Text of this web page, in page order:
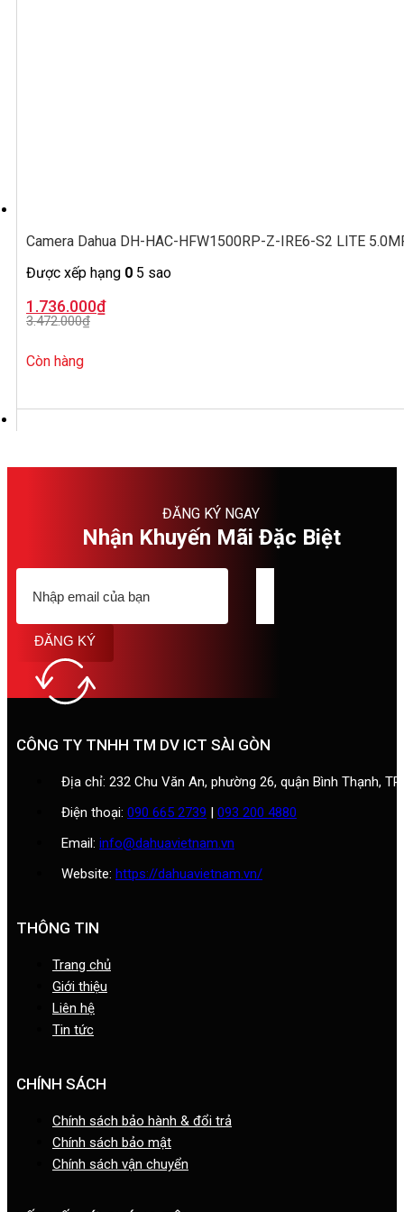
Camera Dahua DH-HAC-HFW1500RP-Z-IRE6-S2 LITE
Được xếp hạng 0 5 sao
3.472.000₫
Giá
gốc
là:
1.736.000₫
Giá
hiện
tại
1.736.000₫.
Còn hàng
ĐĂNG KÝ NGAY
Nhận Khuyến Mãi Đặc Biệt
ĐĂNG KÝ
CÔNG TY TNHH TM DV ICT SÀI GÒN
Địa chỉ: 232 Chu Văn An, phường 26, quận Bình Thạnh,
Điện thoại: 090 665 2739 | 093 200 4880
Email: info@dahuavietnam.vn
Website: https://dahuavietnam.vn/
THÔNG TIN
Trang chủ
Giới thiệu
Liên hệ
Tin tức
CHÍNH SÁCH
Chính sách bảo hành & đổi trả
Chính sách bảo mật
Chính sách vận chuyển